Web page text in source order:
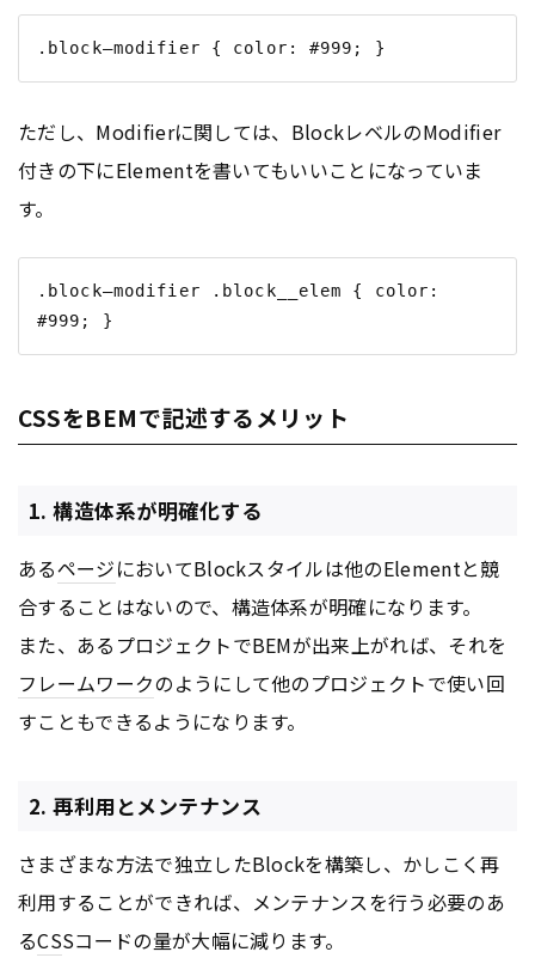
ただし、Modifierに関しては、BlockレベルのModifier
付きの下にElementを書いてもいいことになっていま
す。
.block—modifier .block__elem { color:
CSSをBEMで記述するメリット
1. 構造体系が明確化する
あるページにおいてBlockスタイルは他のElementと競
合することはないので、構造体系が明確になります。
また、あるプロジェクトでBEMが出来上がれば、それを
フレームワークのようにして他のプロジェクトで使い回
すこともできるようになります。
2. 再利用とメンテナンス
さまざまな方法で独立したBlockを構築し、かしこく再
利用することができれば、メンテナンスを行う必要のあ
るCSSコードの量が大幅に減ります。